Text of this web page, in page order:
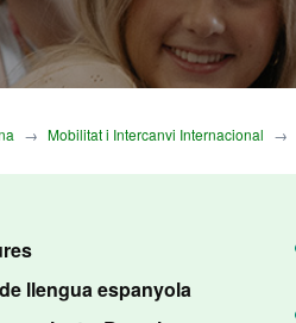
Mobilitat i Intercanvi Internacional
llengua espanyola